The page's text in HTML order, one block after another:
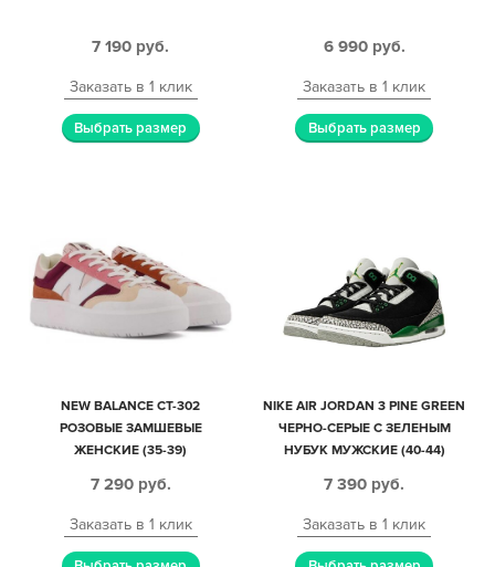
7 190 руб.
Заказать в 1 клик
Выбрать размер
6 990 руб.
Заказать в 1 клик
Выбрать размер
NEW BALANCE CT-302
РОЗОВЫЕ ЗАМШЕВЫЕ
ЖЕНСКИЕ (35-39)
7 290 руб.
Заказать в 1 клик
NIKE AIR JORDAN 3 PINE GREEN
ЧЕРНО-СЕРЫЕ С ЗЕЛЕНЫМ
НУБУК МУЖСКИЕ (40-44)
7 390 руб.
Заказать в 1 клик